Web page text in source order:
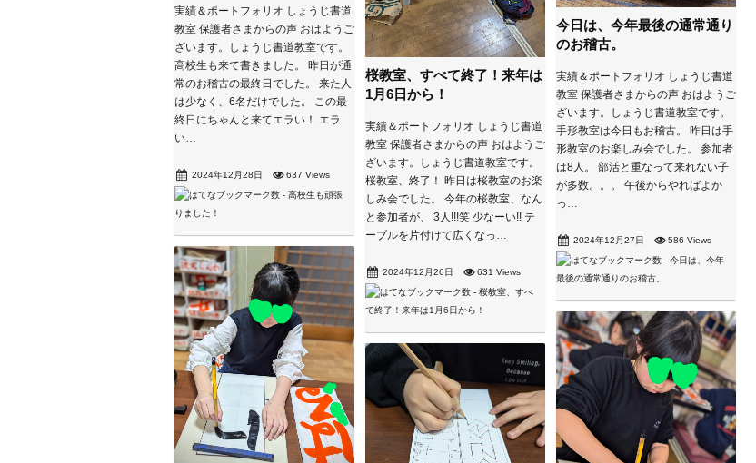
実績＆ポートフォリオ しょうじ書道
教室 保護者さまからの声 おはようご
ざいます。しょうじ書道教室です。
高校生も来て書きました。 昨日が通
常のお稽古の最終日でした。 来た人
は少なく、6名だけでした。 この最
終日にちゃんと来てエラい！ エラ
い…
2024年12月28日 637 Views
今日は、今年最後の通常通り
のお稽古。
実績＆ポートフォリオ しょうじ書道
教室 保護者さまからの声 おはようご
ざいます。しょうじ書道教室です。
手形教室は今日もお稽古。 昨日は手
形教室のお楽しみ会でした。 参加者
は8人。 部活と重なって来れない子
が多数。。。 午後からやればよか
っ…
2024年12月27日 586 Views
桜教室、すべて終了！来年は
1月6日から！
実績＆ポートフォリオ しょうじ書道
教室 保護者さまからの声 おはようご
ざいます。しょうじ書道教室です。
桜教室、終了！ 昨日は桜教室のお楽
しみ会でした。 今年の桜教室、なん
と参加者が、 3人!!!笑 少なーい!! テ
ーブルを片付けて広くなっ…
2024年12月26日 631 Views